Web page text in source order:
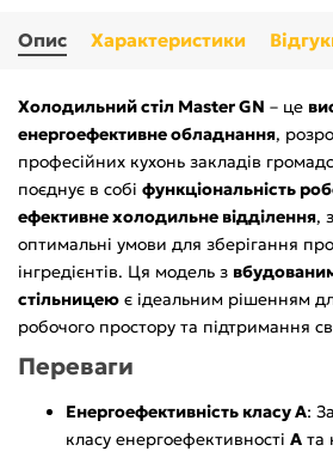
Опис Характеристики
Холодильний стіл Master GN – це
енергоефективне обладнання,
професійних кухонь закладів
поєднує в собі функціональність
ефективне холодильне відділення,
оптимальні умови для зберігання
інгредієнтів. Ця модель з
стільницею є ідеальним рішенням
робочого простору та підтримання
Переваги
Енергоефективність класу A:
класу енергоефективності A та